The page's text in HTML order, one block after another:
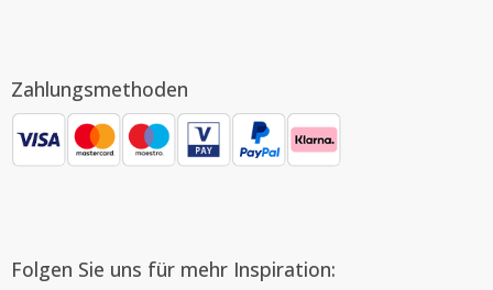
Zahlungsmethoden
Folgen Sie uns für mehr Inspiration: